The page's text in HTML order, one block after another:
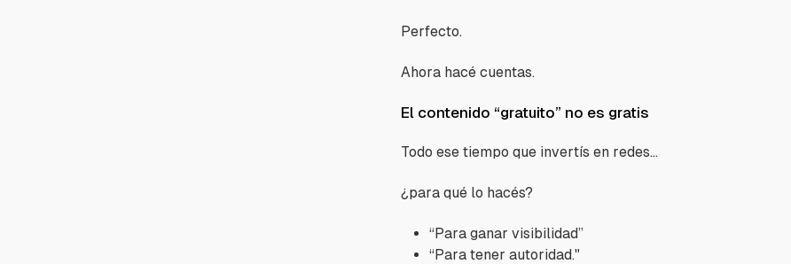
Perfecto.
Ahora hacé cuentas.
El contenido “gratuito” no es gratis
Todo ese tiempo que invertís en redes…
¿para qué lo hacés?
“Para ganar visibilidad”
“Para tener autoridad."